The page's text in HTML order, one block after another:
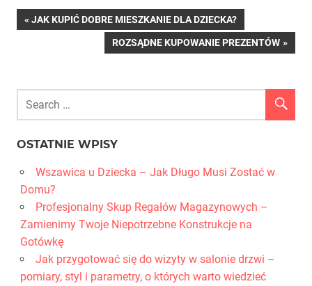
Nawigacja
PREVIOUS
JAK KUPIĆ DOBRE MIESZKANIE DLA DZIECKA?
NEXT
POST:
ROZSĄDNE KUPOWANIE PREZENTÓW
OSTATNIE WPISY
Wszawica u Dziecka – Jak Długo Musi Zostać w
Domu?
Profesjonalny Skup Regałów Magazynowych –
Zamienimy Twoje Niepotrzebne Konstrukcje na
Gotówkę
Jak przygotować się do wizyty w salonie drzwi –
pomiary, styl i parametry, o których warto wiedzieć